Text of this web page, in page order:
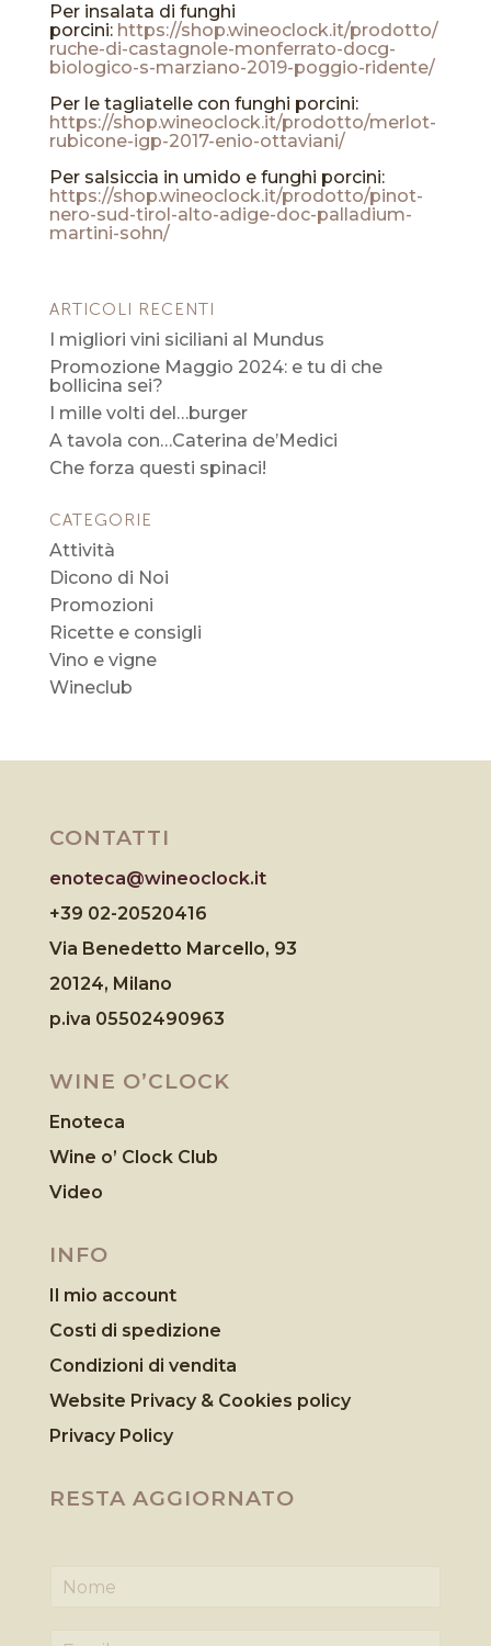
Per insalata di funghi
porcini: https://shop.wineoclock.it/prodotto/
ruche-di-castagnole-monferrato-docg-
biologico-s-marziano-2019-poggio-ridente/
Per le tagliatelle con funghi porcini:
https://shop.wineoclock.it/prodotto/merlot-
rubicone-igp-2017-enio-ottaviani/
Per salsiccia in umido e funghi porcini:
https://shop.wineoclock.it/prodotto/pinot-
nero-sud-tirol-alto-adige-doc-palladium-
martini-sohn/
ARTICOLI RECENTI
I migliori vini siciliani al Mundus
Promozione Maggio 2024: e tu di che
bollicina sei?
I mille volti del…burger
A tavola con…Caterina de’Medici
Che forza questi spinaci!
CATEGORIE
Attività
Dicono di Noi
Promozioni
Ricette e consigli
Vino e vigne
Wineclub
CONTATTI
enoteca@wineoclock.it
+39 02-20520416
Via Benedetto Marcello, 93
20124, Milano
p.iva 05502490963
WINE O’CLOCK
Enoteca
Wine o’ Clock Club
Video
INFO
Il mio account
Costi di spedizione
Condizioni di vendita
Website Privacy & Cookies policy
Privacy Policy
RESTA AGGIORNATO